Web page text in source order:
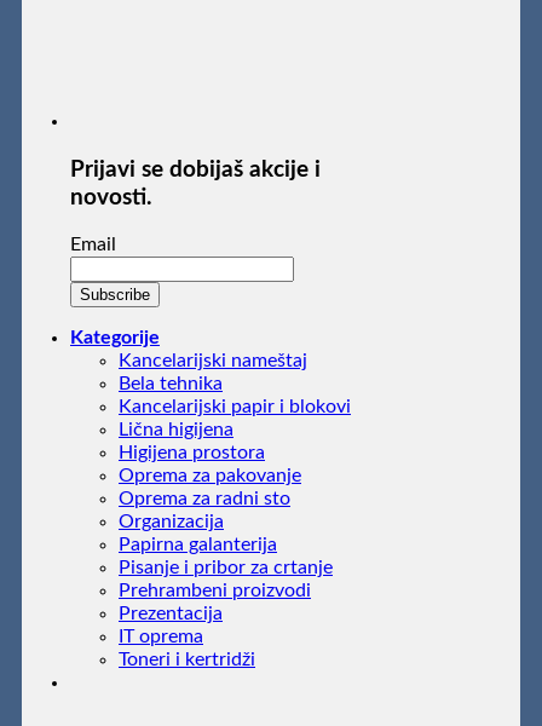
Prijavi se dobijaš akcije i
novosti.
Email
Kategorije
Kancelarijski nameštaj
Bela tehnika
Kancelarijski papir i blokovi
Lična higijena
Higijena prostora
Oprema za pakovanje
Oprema za radni sto
Organizacija
Papirna galanterija
Pisanje i pribor za crtanje
Prehrambeni proizvodi
Prezentacija
IT oprema
Toneri i kertridži